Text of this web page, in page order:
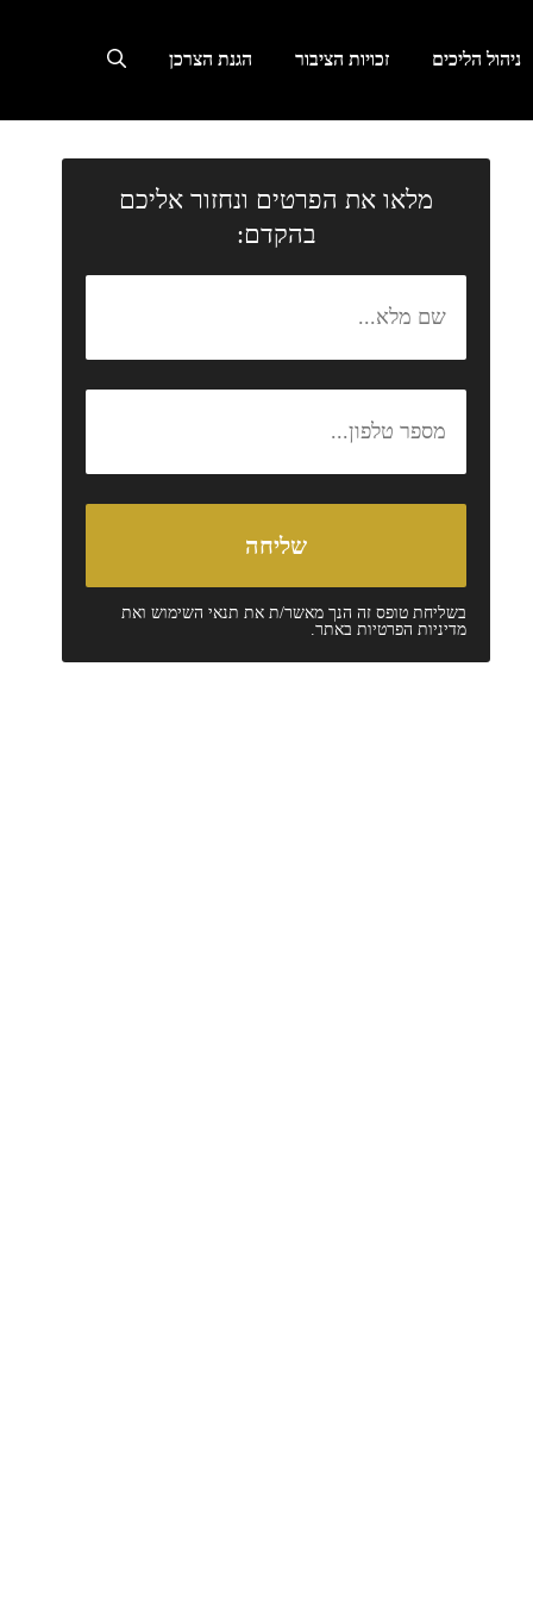
ניהול הליכים זכויות הציבור הגנת הצרכן
מלאו את הפרטים ונחזור אליכם
בהקדם:
בשליחת טופס זה הנך מאשר/ת את תנאי השימושואת
מדיניות הפרטיותבאתר.